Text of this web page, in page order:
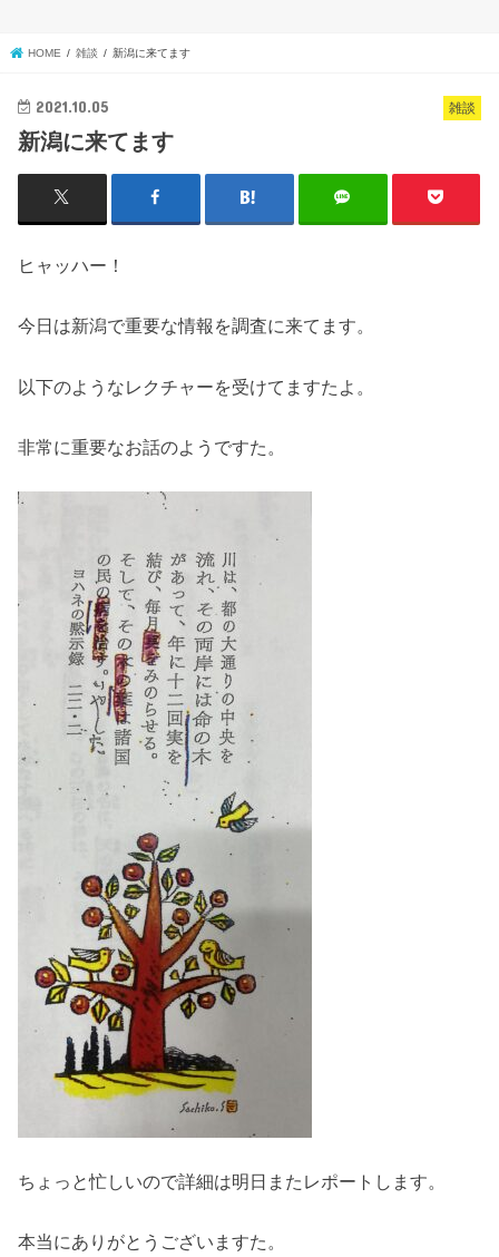
HOME 雑談 新潟に来てます
雑談
2021.10.05
新潟に来てます
ヒャッハー！
今日は新潟で重要な情報を調査に来てます。
以下のようなレクチャーを受けてますたよ。
非常に重要なお話のようですた。
ちょっと忙しいので詳細は明日またレポートします。
本当にありがとうございますた。